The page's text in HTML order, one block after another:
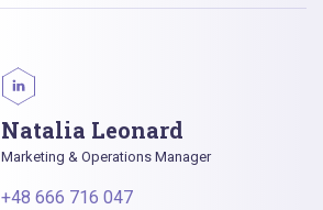
Natalia Leonard
Marketing & Operations Manager
+48 666 716 047